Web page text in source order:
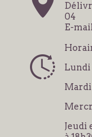
04
E-
Lundi
Mardi
Jeudi